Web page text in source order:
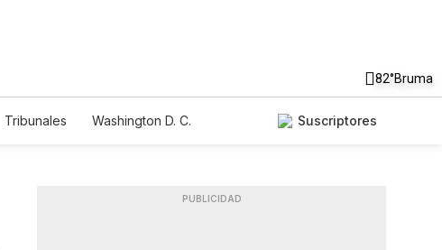
82°Bruma
Tribunales
Washington D. C.
Suscriptores
PUBLICIDAD